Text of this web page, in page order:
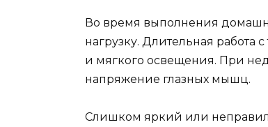
Во время выполнения
нагрузку. Длительная работа
и мягкого освещения. При
напряжение глазных мышц.
Слишком яркий или